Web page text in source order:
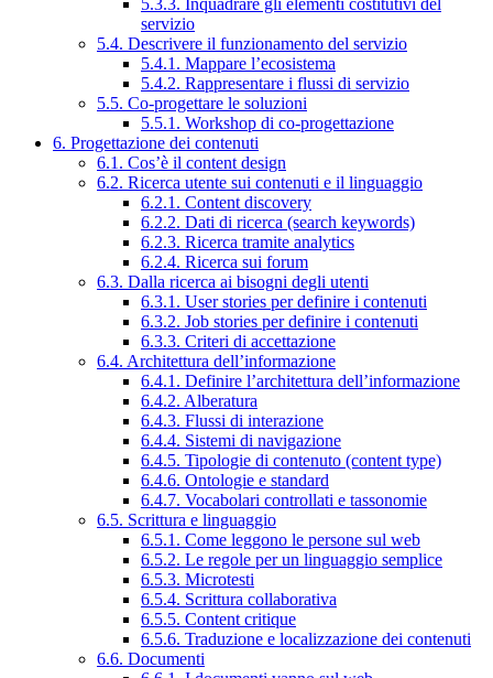
5.3.3. Inquadrare gli elementi costitutivi del
servizio
5.4. Descrivere il funzionamento del servizio
5.4.1. Mappare l’ecosistema
5.4.2. Rappresentare i flussi di servizio
5.5. Co-progettare le soluzioni
5.5.1. Workshop di co-progettazione
6. Progettazione dei contenuti
6.1. Cos’è il content design
6.2. Ricerca utente sui contenuti e il linguaggio
6.2.1. Content discovery
6.2.2. Dati di ricerca (search keywords)
6.2.3. Ricerca tramite analytics
6.2.4. Ricerca sui forum
6.3. Dalla ricerca ai bisogni degli utenti
6.3.1. User stories per definire i contenuti
6.3.2. Job stories per definire i contenuti
6.3.3. Criteri di accettazione
6.4. Architettura dell’informazione
6.4.1. Definire l’architettura dell’informazione
6.4.2. Alberatura
6.4.3. Flussi di interazione
6.4.4. Sistemi di navigazione
6.4.5. Tipologie di contenuto (content type)
6.4.6. Ontologie e standard
6.4.7. Vocabolari controllati e tassonomie
6.5. Scrittura e linguaggio
6.5.1. Come leggono le persone sul web
6.5.2. Le regole per un linguaggio semplice
6.5.3. Microtesti
6.5.4. Scrittura collaborativa
6.5.5. Content critique
6.5.6. Traduzione e localizzazione dei contenuti
6.6. Documenti